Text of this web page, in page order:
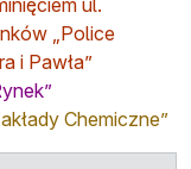
ul.
„Police
i Pawła”
Chemiczne”